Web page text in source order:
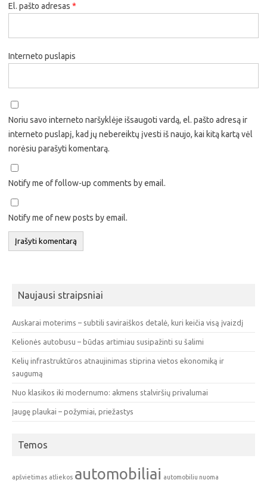
El. pašto adresas *
Interneto puslapis
Noriu savo interneto naršyklėje išsaugoti vardą, el. pašto adresą ir
interneto puslapį, kad jų nebereiktų įvesti iš naujo, kai kitą kartą vėl
norėsiu parašyti komentarą.
Notify me of follow-up comments by email.
Notify me of new posts by email.
Naujausi straipsniai
Auskarai moterims – subtili saviraiškos detalė, kuri keičia visą įvaizdį
Kelionės autobusu – būdas artimiau susipažinti su šalimi
Kelių infrastruktūros atnaujinimas stiprina vietos ekonomiką ir
saugumą
Nuo klasikos iki modernumo: akmens stalviršių privalumai
Įaugę plaukai – požymiai, priežastys
Temos
apšvietimas atliekos automobiliai automobiliu nuoma